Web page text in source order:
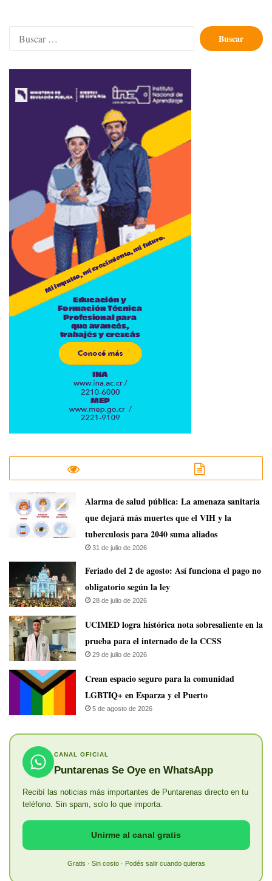
Buscar:
​Alarma de salud pública: La amenaza sanitaria
que dejará más muertes que el VIH y la
tuberculosis para 2040 suma aliados
31 de julio de 2026
Feriado del 2 de agosto: Así funciona el pago no
obligatorio según la ley
28 de julio de 2026
UCIMED logra histórica nota sobresaliente en la
prueba para el internado de la CCSS
29 de julio de 2026
Crean espacio seguro para la comunidad
LGBTIQ+ en Esparza y el Puerto
5 de agosto de 2026
CANAL OFICIAL
Puntarenas Se Oye en WhatsApp
Recibí las noticias más importantes de Puntarenas directo en tu
teléfono. Sin spam, solo lo que importa.
Unirme al canal gratis
Gratis · Sin costo · Podés salir cuando quieras